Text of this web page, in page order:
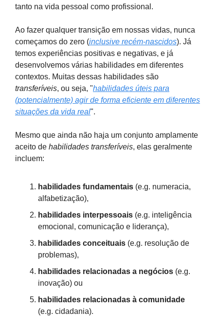
tanto na vida pessoal como profissional.
Ao fazer qualquer transição em nossas vidas, nunca
começamos do zero (inclusive recém-nascidos). Já
temos experiências positivas e negativas, e já
desenvolvemos várias habilidades em diferentes
contextos. Muitas dessas habilidades são
transferíveis, ou seja, "habilidades úteis para
(potencialmente) agir de forma eficiente em diferentes
situações da vida real".
Mesmo que ainda não haja um conjunto amplamente
aceito de habilidades transferíveis, elas geralmente
incluem:
habilidades fundamentais (e.g. numeracia,
alfabetização),
habilidades interpessoais (e.g. inteligência
emocional, comunicação e liderança),
habilidades conceituais (e.g. resolução de
problemas),
habilidades relacionadas a negócios (e.g.
inovação) ou
habilidades relacionadas à comunidade
(e.g. cidadania).